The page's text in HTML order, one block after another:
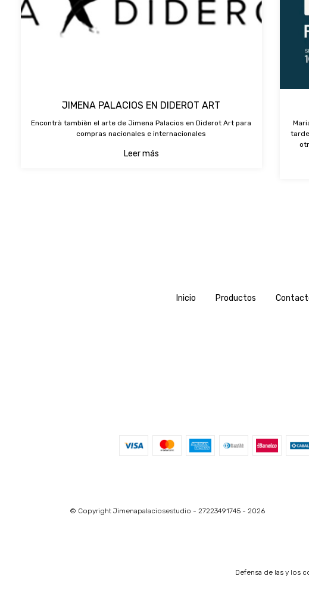
JIMENA PALACIOS EN DIDEROT ART
Encontrà tambièn el arte de Jimena Palacios en Diderot Art para
compras nacionales e internacionales
Leer más
Inicio Productos
© Copyright Jimenapalaciosestudio - 27223491745 - 2026
Defensa de las y los